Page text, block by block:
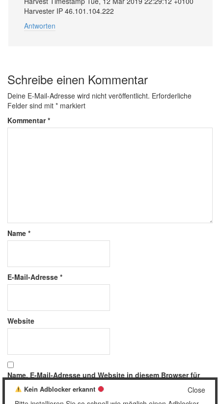
Harvester IP 46.101.104.222
Antworten
Schreibe einen Kommentar
Deine E-Mail-Adresse wird nicht veröffentlicht. Erforderliche
Felder sind mit * markiert
Kommentar*
Name *
E-Mail-Adresse *
Website
Name, E-Mail-Adresse und Website in diesem Browser für
meinen nächsten Kommentar speichern.
Close
Kein Adblocker erkannt